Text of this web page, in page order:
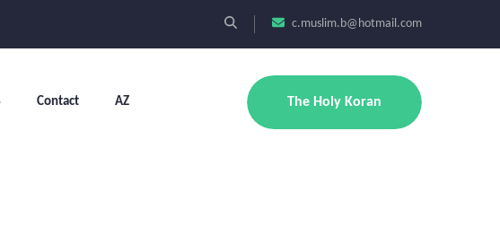
c.muslim.b@hotmail.com
Contact AZ The Holy Koran